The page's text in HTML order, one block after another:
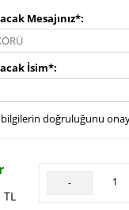
Mesajınız*
İsim*
doğruluğunu
TL
-